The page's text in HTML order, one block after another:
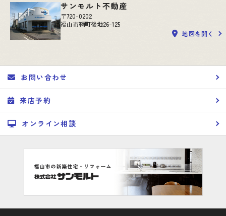
サンモルト不動産
〒720-0202
福山市鞆町後地26-125
地図を開く
お問い合わせ
来店予約
オンライン相談